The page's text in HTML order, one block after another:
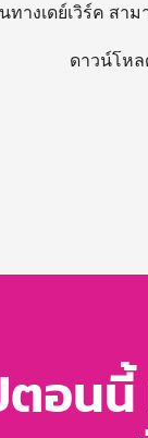
ทางเดย์เวิร์ค สา
ดาวน์โหล
อนนี้